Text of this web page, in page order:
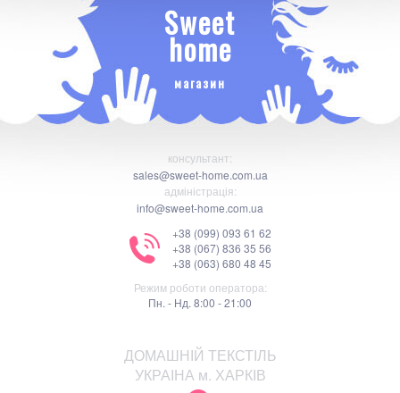
Sweet
home
магазин
консультант:
sales@sweet-home.com.ua
адміністрація:
info@sweet-home.com.ua
+38 (099) 093 61 62
+38 (067) 836 35 56
+38 (063) 680 48 45
Режим роботи оператора:
Пн. - Нд. 8:00 - 21:00
ДОМАШНІЙ ТЕКСТІЛЬ
УКРАІНА м. ХАРКІВ